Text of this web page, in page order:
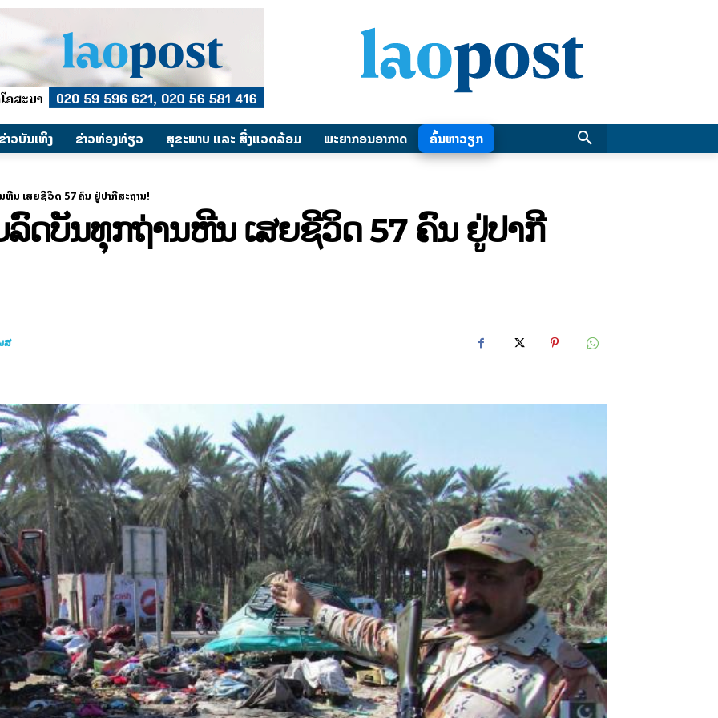
າວບັນເທິງ ​ຂ່າວທ່ອງທ່ຽວ ສຸຂະພາບ ແລະ ສີ່ງແວດລ້ອມ ພະຍາກອນອາກາດ ຄົ້ນຫາວຽກ
ນ ເສຍຊີວິດ 57 ຄົນ ຢູ່ປາກີສະຖານ!
ດບັນທຸກຖ່ານຫີນ ເສຍຊີວິດ 57 ຄົນ ຢູ່ປາກີ
ສ